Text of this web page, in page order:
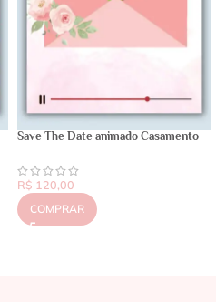
Save The Date animado Casamento
R$ 120,00
COMPRAR